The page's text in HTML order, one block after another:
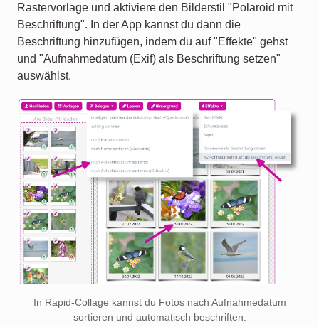
Rastervorlage und aktiviere den Bilderstil "Polaroid mit
Beschriftung". In der App kannst du dann die
Beschriftung hinzufügen, indem du auf "Effekte" gehst
und "Aufnahmedatum (Exif) als Beschriftung setzen"
auswählst.
In Rapid-Collage kannst du Fotos nach Aufnahmedatum
sortieren und automatisch beschriften.